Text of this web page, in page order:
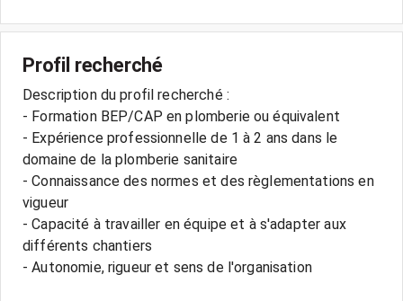
Profil recherché
Description du profil recherché :
- Formation BEP/CAP en plomberie ou équivalent
- Expérience professionnelle de 1 à 2 ans dans le
domaine de la plomberie sanitaire
- Connaissance des normes et des règlementations en
vigueur
- Capacité à travailler en équipe et à s'adapter aux
différents chantiers
- Autonomie, rigueur et sens de l'organisation